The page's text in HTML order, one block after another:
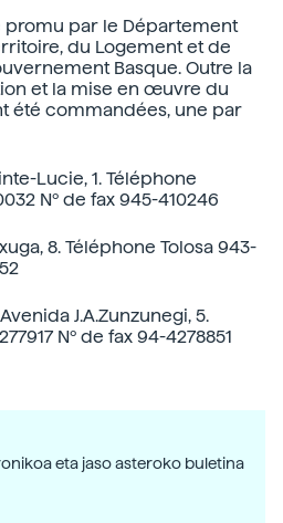
promu par le Département
du Logement et de
Basque. Outre la
et la mise en œuvre du
été commandées, une par
Lucie, 1. Téléphone
Nº de fax 945-410246
8. Téléphone Tolosa 943-
Avenida J.A.Zunzunegi, 5.
Nº de fax 94-4278851
eta jaso asteroko buletina